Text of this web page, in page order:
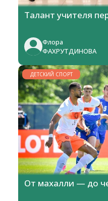
Талант учителя
Флора
ФАХРУТДИНОВА
ДЕТСКИЙ СПОРТ
От махалли — до